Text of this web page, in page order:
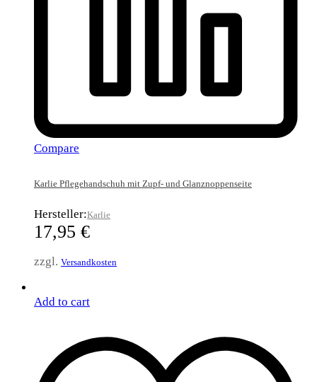
Compare
Karlie Pflegehandschuh mit Zupf- und Glanznoppenseite
Hersteller:Karlie
17,95 €
zzgl. Versandkosten
Add to cart